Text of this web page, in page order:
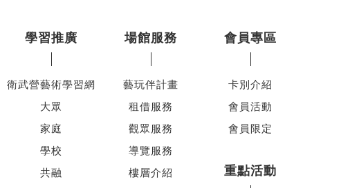
學習推廣
衛武營藝術學習網
大眾
家庭
學校
共融
場館服務
藝玩伴計畫
租借服務
觀眾服務
導覽服務
樓層介紹
會員專區
卡別介紹
會員活動
會員限定
重點活動